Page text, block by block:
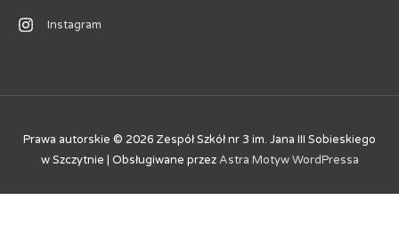
Instagram
Prawa autorskie © 2026 Zespół Szkół nr 3 im. Jana III Sobieskiego
w Szczytnie | Obsługiwane przezAstra Motyw WordPressa